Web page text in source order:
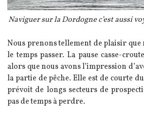
Légende
Naviguer sur la Dordogne c’est aussi
Texte
Nous prenons tellement de plaisir que
le temps passer. La pause casse-
alors que nous avons l’impression
la partie de pêche. Elle est de courte
prévoit de longs secteurs de
pas de temps à perdre.